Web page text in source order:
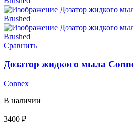
Сравнить
Дозатор жидкого мыла
Connex
В наличии
3400 ₽